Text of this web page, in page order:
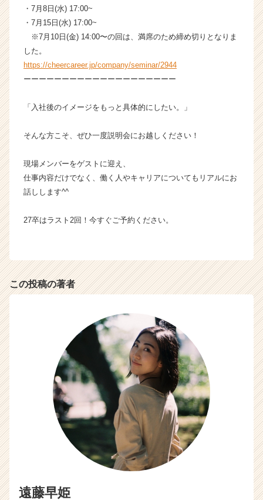
・7月8日(水) 17:00~
・7月15日(水) 17:00~
※7月10日(金) 14:00〜の回は、満席のため締め切りとなりま
した。
https://cheercareer.jp/company/seminar/2944
ーーーーーーーーーーーーーーーーーーーー
「入社後のイメージをもっと具体的にしたい。」
そんな方こそ、ぜひ一度説明会にお越しください！
現場メンバーをゲストに迎え、
仕事内容だけでなく、働く人やキャリアについてもリアルにお
話しします^^
27卒はラスト2回！今すぐご予約ください。
この投稿の著者
遠藤早姫